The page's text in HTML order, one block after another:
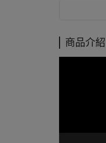
商品介紹